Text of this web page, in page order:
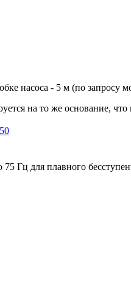
насоса - 5 м (по запросу
на то же основание, что
Гц для плавного